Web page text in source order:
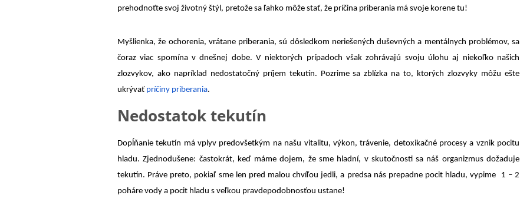
prehodnoťte svoj životný štýl, pretože sa ľahko môže stať, že príčina priberania má svoje korene tu!
Myšlienka, že ochorenia, vrátane priberania, sú dôsledkom neriešených duševných a mentálnych problémov, sa
čoraz viac spomína v dnešnej dobe. V niektorých prípadoch však zohrávajú svoju úlohu aj niekoľko našich
zlozvykov, ako napríklad nedostatočný príjem tekutín. Pozrime sa zblízka na to, ktorých zlozvyky môžu ešte
ukrývať príčiny priberania.
Nedostatok tekutín
Dopĺňanie tekutín má vplyv predovšetkým na našu vitalitu, výkon, trávenie, detoxikačné procesy a vznik pocitu
hladu. Zjednodušene: častokrát, keď máme dojem, že sme hladní, v skutočnosti sa náš organizmus dožaduje
tekutín. Práve preto, pokiaľ sme len pred malou chvíľou jedli, a predsa nás prepadne pocit hladu, vypime 1 – 2
poháre vody a pocit hladu s veľkou pravdepodobnosťou ustane!